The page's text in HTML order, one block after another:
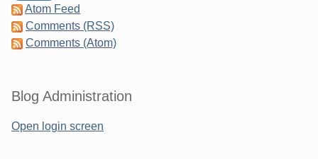
Atom Feed
Comments (RSS)
Comments (Atom)
Blog Administration
Open login screen